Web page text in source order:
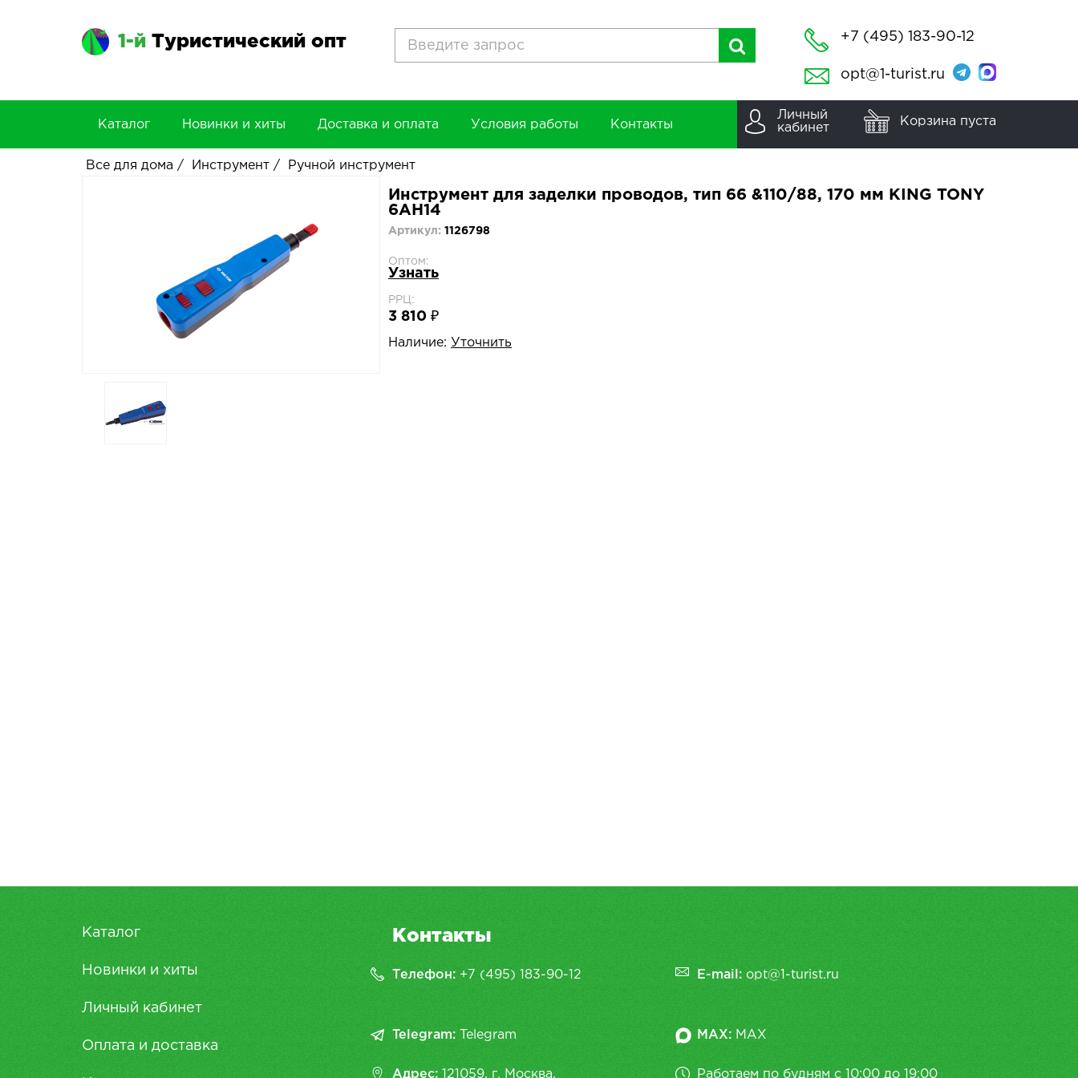
1-й Туристический опт +7 (495) 183-90-12
opt@1-turist.ru
Каталог Новинки и хиты Доставка и оплата Условия работы Контакты
Личный
кабинет
Корзина пуста
Все для дома / Инструмент / Ручной инструмент
Инструмент для заделки проводов, тип 66 &110/88, 170 мм KING TONY
6AH14
Артикул:1126798
Оптом:
Узнать
РРЦ:
3 810 ₽
Наличие: Уточнить
Каталог
Новинки и хиты
Личный кабинет
Оплата и доставка
Контакты
Телефон: +7 (495) 183-90-12 E-mail: opt@1-turist.ru
Telegram: Telegram MAX: MAX
Адрес: 121059, г. Москва, Работаем по будням с 10:00 до 19:00